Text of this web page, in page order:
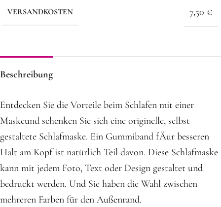
VERSANDKOSTEN 7,50 €
Beschreibung
Entdecken Sie die Vorteile beim Schlafen mit einer
Maskeund schenken Sie sich eine originelle, selbst
gestaltete Schlafmaske. Ein Gummiband fÄur besseren
Halt am Kopf ist natürlich Teil davon. Diese Schlafmaske
kann mit jedem Foto, Text oder Design gestaltet und
bedruckt werden. Und Sie haben die Wahl zwischen
mehreren Farben für den Außenrand.